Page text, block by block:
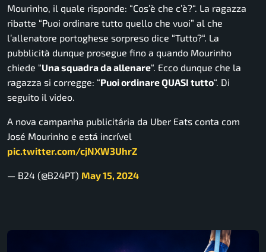
Mourinho, il quale risponde: “Cos’è che c’è?“. La ragazza
ribatte “Puoi ordinare tutto quello che vuoi” al che
l’allenatore portoghese sorpreso dice “Tutto?“. La
pubblicità dunque prosegue fino a quando Mourinho
chiede “Una squadra da allenare“. Ecco dunque che la
ragazza si corregge: “Puoi ordinare QUASI tutto“. Di
seguito il video.
A nova campanha publicitária da Uber Eats conta com
José Mourinho e está incrível
pic.twitter.com/cjNXW3UhrZ
— B24 (@B24PT) May 15, 2024